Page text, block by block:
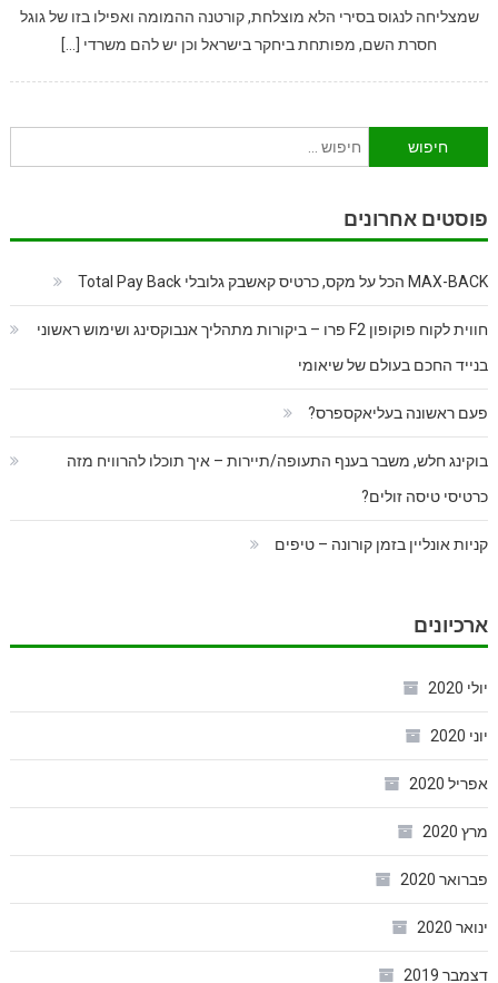
שמצליחה לנגוס בסירי הלא מוצלחת, קורטנה ההמומה ואפילו בזו של גוגל
חסרת השם, מפותחת ביחקר בישראל וכן יש להם משרדי […]
פוסטים אחרונים
MAX-BACK הכל על מקס, כרטיס קאשבק גלובלי Total Pay Back
חווית לקוח פוקופון F2 פרו – ביקורות מתהליך אנבוקסינג ושימוש ראשוני
בנייד החכם בעולם של שיאומי
פעם ראשונה בעליאקספרס?
בוקינג חלש, משבר בענף התעופה/תיירות – איך תוכלו להרוויח מזה
כרטיסי טיסה זולים?
קניות אונליין בזמן קורונה – טיפים
ארכיונים
יולי 2020
יוני 2020
אפריל 2020
מרץ 2020
פברואר 2020
ינואר 2020
דצמבר 2019